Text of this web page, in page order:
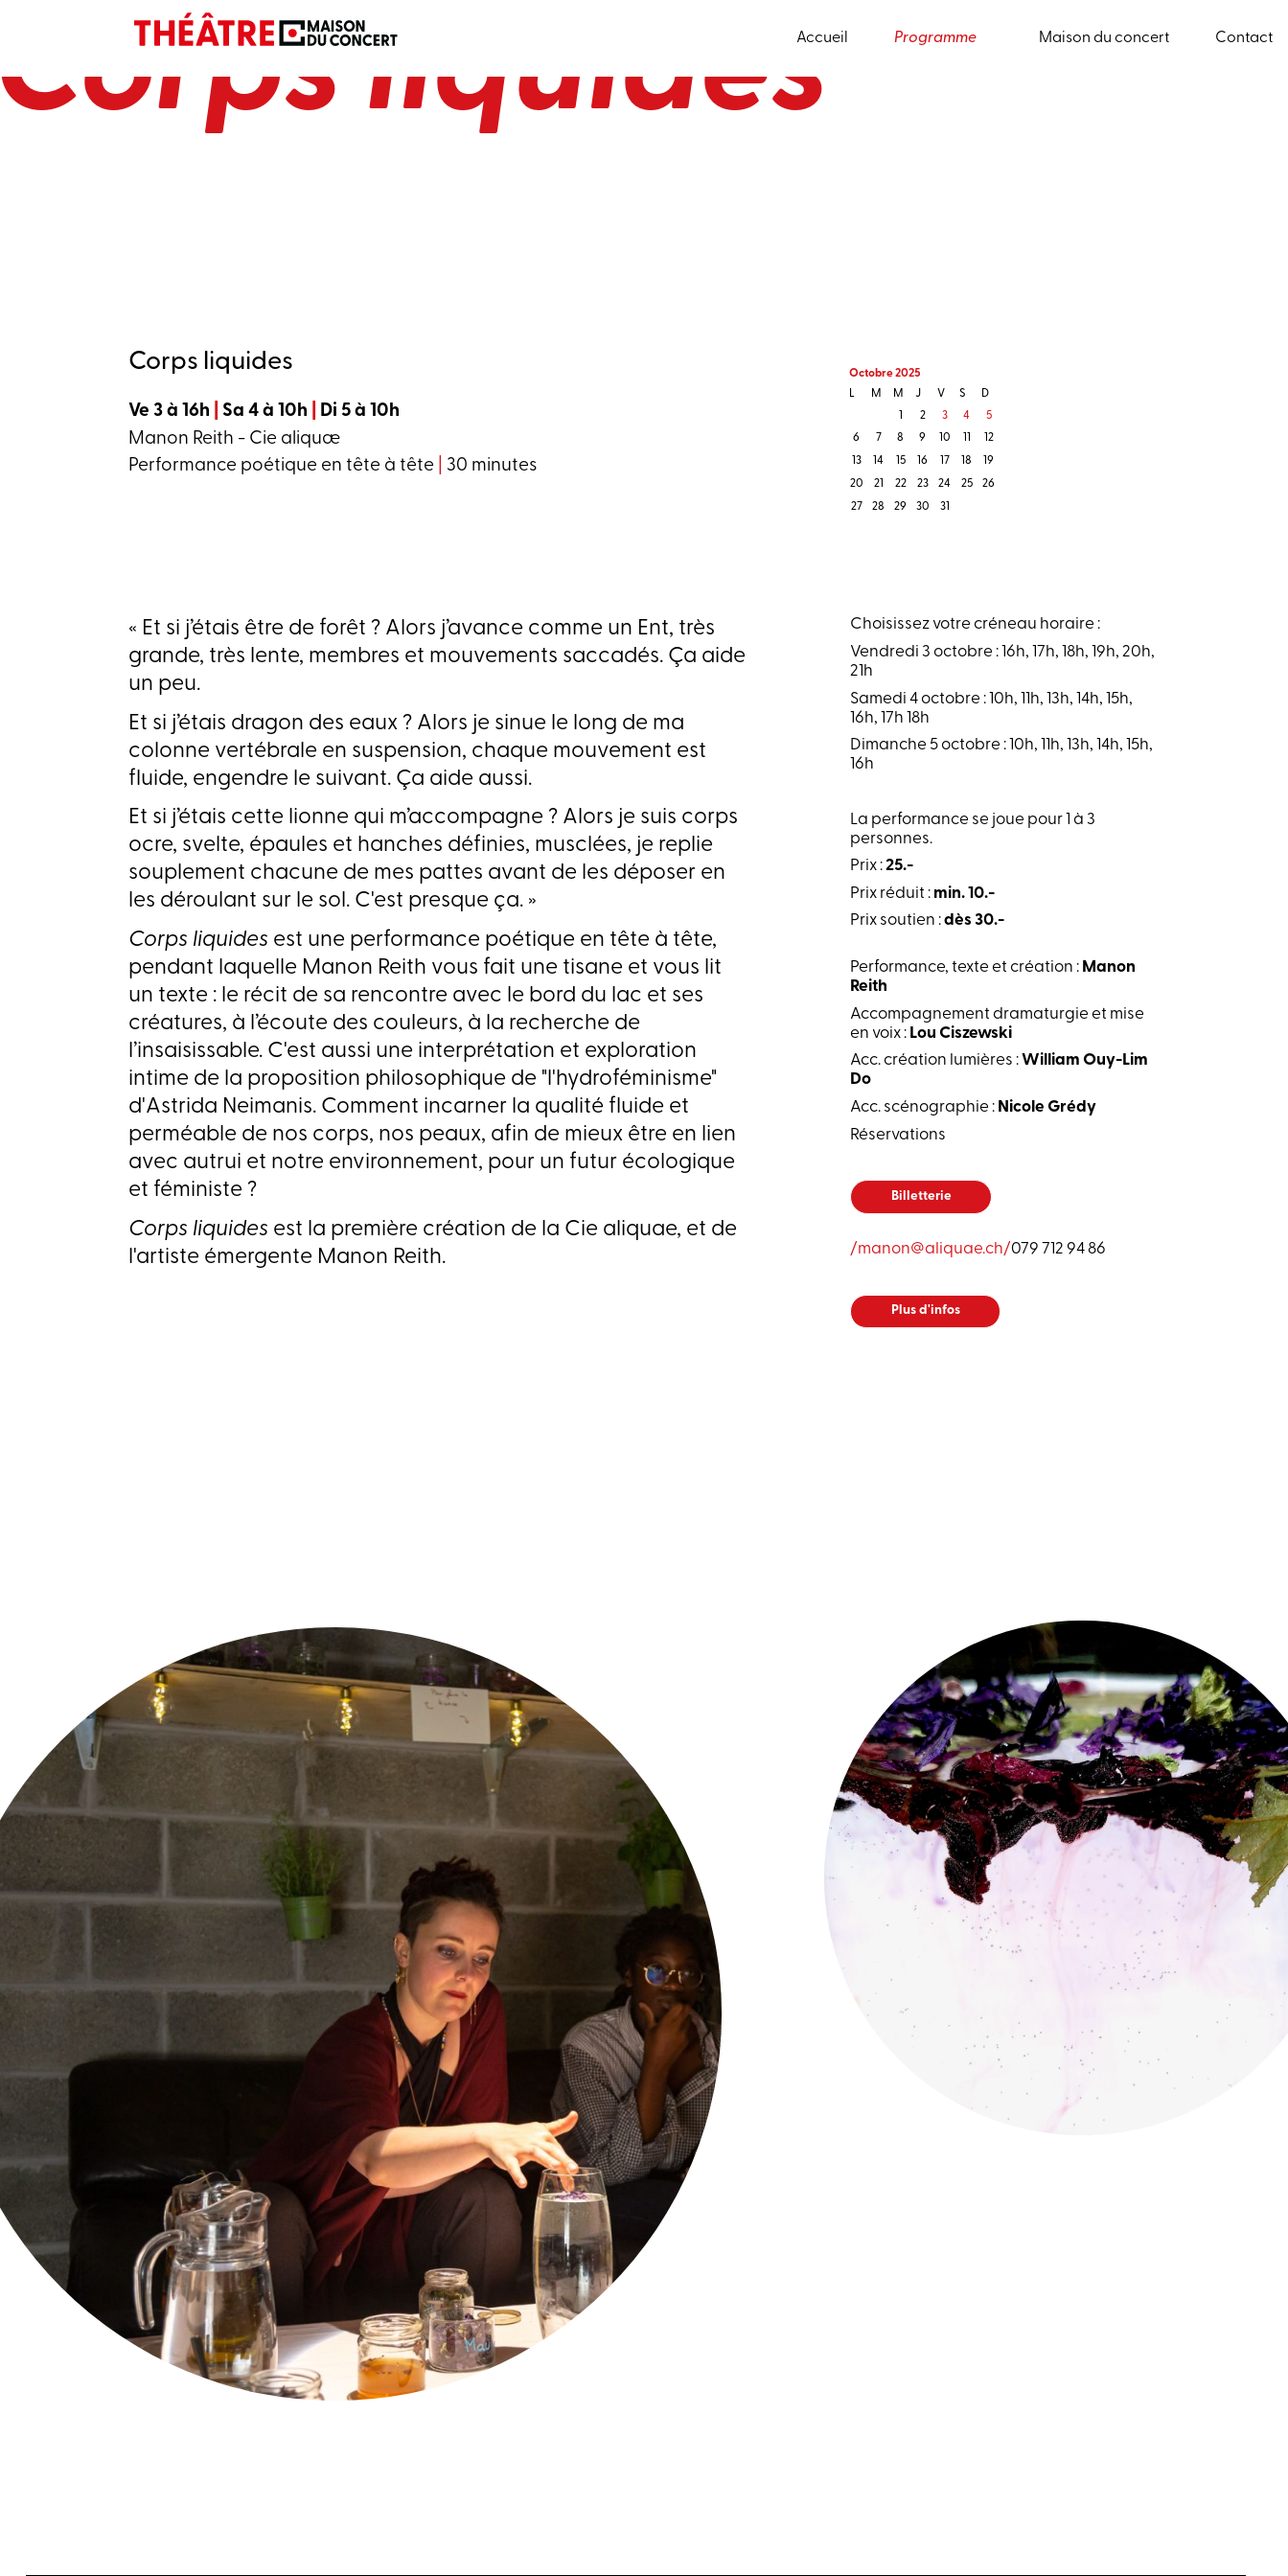
Accueil Programme Maison du concert Contact
liquides
Corps liquides
Ve 3 à 16h Sa 4 à 10h
Di 5 à 10h
Manon Reith - Cie aliquæ
Performance poétique en tête à tête
30 minutes
Octobre 2025
L
M M J V S
D
2 3 4
5
6
7 8 9 10
12
13
14 15 16 17 18
19
20
21 22 23 24 25
26
27
28 29 30 31
« Et si j’étais être de forêt ? Alors j’avance comme un Ent, très
grande, très lente, membres et mouvements saccadés. Ça aide
un peu.
Et si j’étais dragon des eaux ? Alors je sinue le long de ma
colonne vertébrale en suspension, chaque mouvement est
fluide, engendre le suivant. Ça aide aussi.
Et si j’étais cette lionne qui m’accompagne ? Alors je suis corps
ocre, svelte, épaules et hanches définies, musclées, je replie
souplement chacune de mes pattes avant de les déposer en
les déroulant sur le sol. C'est presque ça. »
Corps liquides est une performance poétique en tête à tête,
pendant laquelle Manon Reith vous fait une tisane et vous lit
un texte : le récit de sa rencontre avec le bord du lac et ses
créatures, à l’écoute des couleurs, à la recherche de
l’insaisissable. C'est aussi une interprétation et exploration
intime de la proposition philosophique de "l'hydroféminisme"
d'Astrida Neimanis. Comment incarner la qualité fluide et
perméable de nos corps, nos peaux, afin de mieux être en lien
avec autrui et notre environnement, pour un futur écologique
et féministe ?
Corps liquides est la première création de la Cie aliquae, et de
l'artiste émergente Manon Reith.
Choisissez votre créneau horaire :
Vendredi 3 octobre : 16h, 17h, 18h, 19h, 20h,
21h
Samedi 4 octobre : 10h, 11h, 13h, 14h, 15h,
16h, 17h 18h
Dimanche 5 octobre : 10h, 11h, 13h, 14h, 15h,
16h
La performance se joue pour 1 à 3
personnes.
Prix :25.-
Prix réduit : min. 10.-
Prix soutien :dès 30.-
Performance, texte et création : Manon
Reith
Accompagnement dramaturgie et mise
en voix : Lou Ciszewski
Acc. création lumières : William Ouy-Lim
Do
Acc. scénographie : Nicole Grédy
Réservations
Billetterie
/manon@aliquae.ch/079 712 94 86
Plus d'infos